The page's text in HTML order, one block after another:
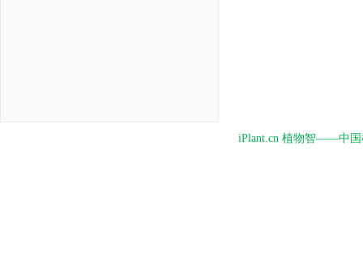
iPlant.cn 植物智——中国